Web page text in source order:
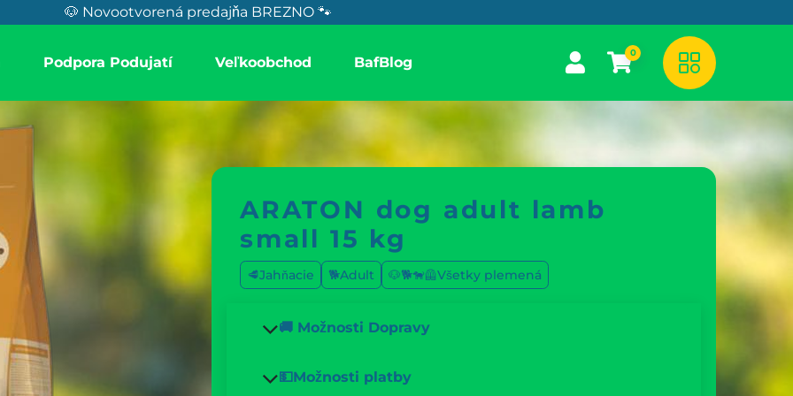
🐶 Novootvorená predajňa BREZNO 🐾
Podpora Podujatí Veľkoobchod BafBlog
0
ARATON dog adult lamb
small 15 kg
🥩Jahňacie 🐕Adult 🐶🐕🐕‍🦺Všetky plemená
🚚 Možnosti Dopravy
💵Možnosti platby